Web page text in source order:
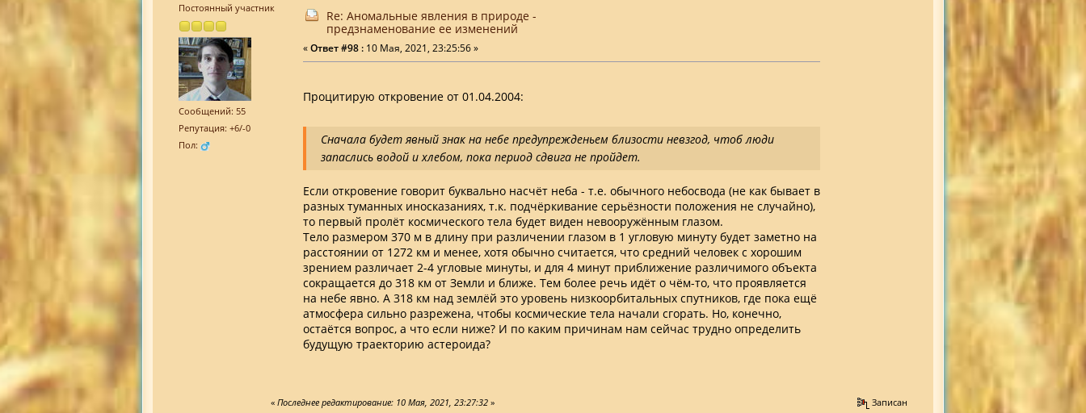
Постоянный участник
Сообщений: 55
Репутация: +6/-0
Пол:
Re: Аномальные явления в природе -
предзнаменование ее изменений
«Ответ #98 :10 Мая, 2021, 23:25:56 »
Процитирую откровение от 01.04.2004:
Сначала будет явный знак на небе предупрежденьем близости невзгод, чтоб люди
запаслись водой и хлебом, пока период сдвига не пройдет.
Если откровение говорит буквально насчёт неба - т.е. обычного небосвода (не как бывает в
разных туманных иносказаниях, т.к. подчёркивание серьёзности положения не случайно),
то первый пролёт космического тела будет виден невооружённым глазом.
Тело размером 370 м в длину при различении глазом в 1 угловую минуту будет заметно на
расстоянии от 1272 км и менее, хотя обычно считается, что средний человек с хорошим
зрением различает 2-4 угловые минуты, и для 4 минут приближение различимого объекта
сокращается до 318 км от Земли и ближе. Тем более речь идёт о чём-то, что проявляется
на небе явно. А 318 км над землёй это уровень низкоорбитальных спутников, где пока ещё
атмосфера сильно разрежена, чтобы космические тела начали сгорать. Но, конечно,
остаётся вопрос, а что если ниже? И по каким причинам нам сейчас трудно определить
будущую траекторию астероида?
« Последнее редактирование: 10 Мая, 2021, 23:27:32» Записан